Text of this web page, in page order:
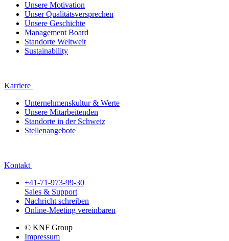
Unsere Motivation
Unser Qualitätsversprechen
Unsere Geschichte
Management Board
Standorte Weltweit
Sustainability
Karriere
Unternehmenskultur & Werte
Unsere Mitarbeitenden
Standorte in der Schweiz
Stellenangebote
Kontakt
+41-71-973-99-30
Sales & Support
Nachricht schreiben
Online-Meeting vereinbaren
© KNF Group
Impressum